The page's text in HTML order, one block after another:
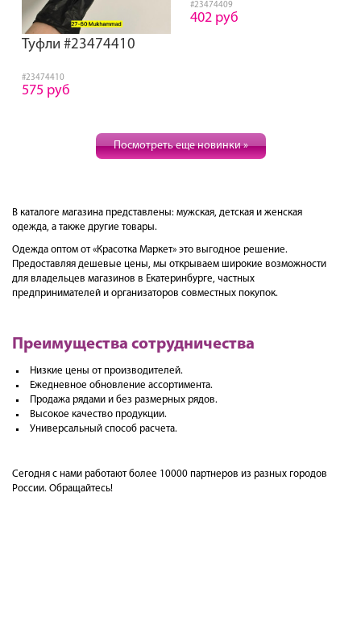
Туфли #23474410
#23474410
575 руб
#23474409
402 руб
Посмотреть еще новинки »
В каталоге магазина представлены: мужская, детская и женская
одежда, а также другие товары.
Одежда оптом от «Красотка Маркет» это выгодное решение.
Предоставляя дешевые цены, мы открываем широкие возможности
для владельцев магазинов в Екатеринбурге, частных
предпринимателей и организаторов совместных покупок.
Преимущества сотрудничества
Низкие цены от производителей.
Ежедневное обновление ассортимента.
Продажа рядами и без размерных рядов.
Высокое качество продукции.
Универсальный способ расчета.
Сегодня с нами работают более 10000 партнеров из разных городов
России. Обращайтесь!